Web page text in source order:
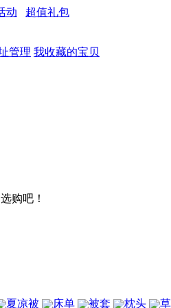
动 超值礼包
管理 我收藏的宝贝
购吧！
夏凉被 床单 被套 枕头